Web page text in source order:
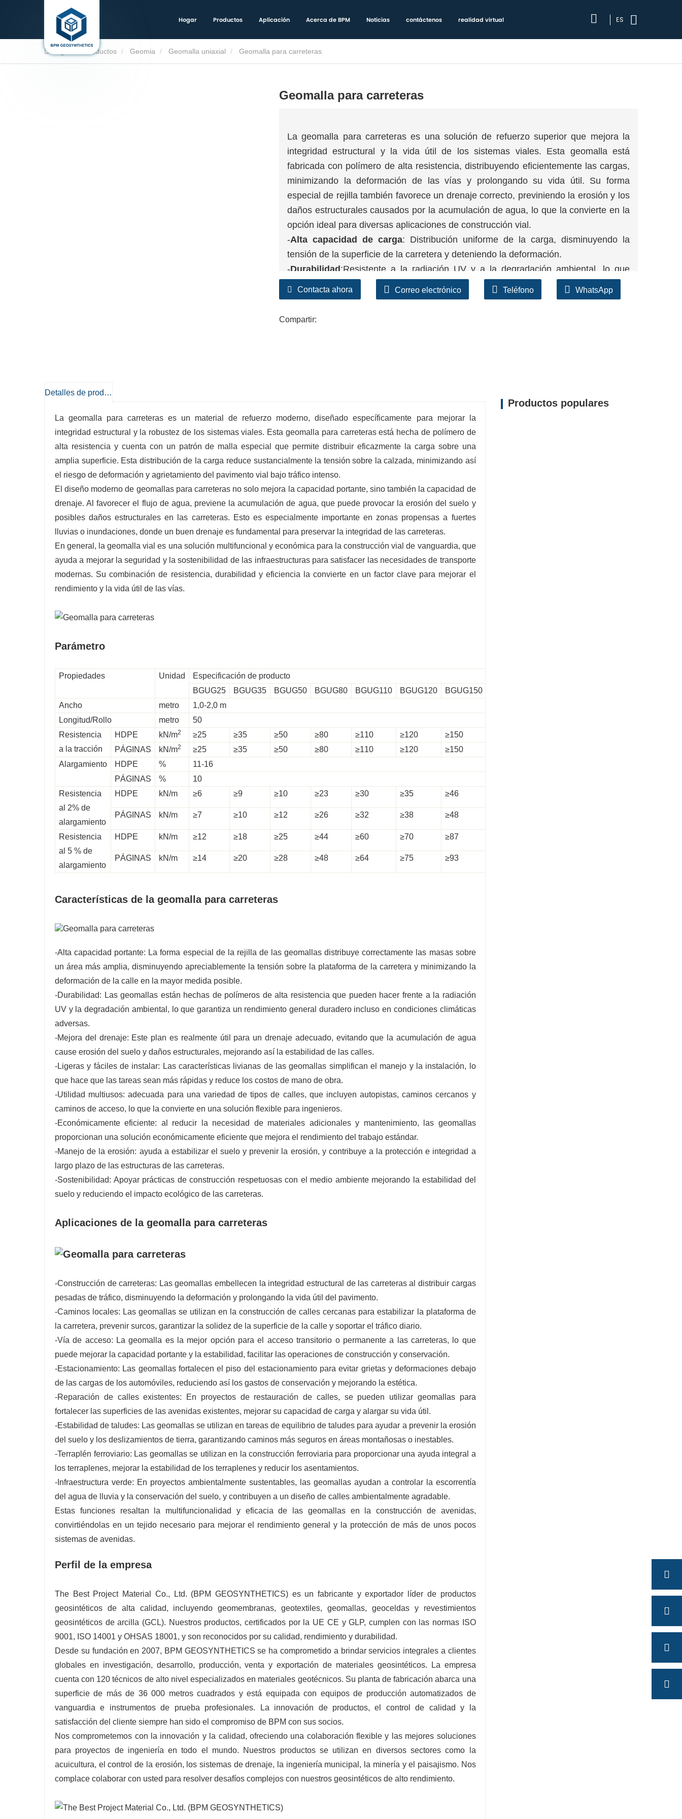
Hogar Productos Aplicación Acerca de BPM Noticias contáctenos realidad virtual ES
Productos Geomia Geomalla uniaxial Geomalla para carreteras
Geomalla para carreteras
La geomalla para carreteras es una solución de refuerzo superior que mejora la
integridad estructural y la vida útil de los sistemas viales. Esta geomalla está
fabricada con polímero de alta resistencia, distribuyendo eficientemente las cargas,
minimizando la deformación de las vías y prolongando su vida útil. Su forma
especial de rejilla también favorece un drenaje correcto, previniendo la erosión y los
daños estructurales causados ​​por la acumulación de agua, lo que la convierte en la
opción ideal para diversas aplicaciones de construcción vial.
-Alta capacidad de carga: Distribución uniforme de la carga, disminuyendo la
tensión de la superficie de la carretera y deteniendo la deformación.
-Durabilidad:Resistente a la radiación UV y a la degradación ambiental, lo que
garantiza un rendimiento duradero.
-Mejorar el drenaje
:Mejorar el flujo de agua, detener la erosión y mantener la
Contacta ahora Correo electrónico Teléfono WhatsApp
Compartir:
Detalles de producto
La geomalla para carreteras es un material de refuerzo moderno, diseñado específicamente para mejorar la
integridad estructural y la robustez de los sistemas viales. Esta geomalla para carreteras está hecha de polímero de
alta resistencia y cuenta con un patrón de malla especial que permite distribuir eficazmente la carga sobre una
amplia superficie. Esta distribución de la carga reduce sustancialmente la tensión sobre la calzada, minimizando así
el riesgo de deformación y agrietamiento del pavimento vial bajo tráfico intenso.
El diseño moderno de geomallas para carreteras no solo mejora la capacidad portante, sino también la capacidad de
drenaje. Al favorecer el flujo de agua, previene la acumulación de agua, que puede provocar la erosión del suelo y
posibles daños estructurales en las carreteras. Esto es especialmente importante en zonas propensas a fuertes
lluvias o inundaciones, donde un buen drenaje es fundamental para preservar la integridad de las carreteras.
En general, la geomalla vial es una solución multifuncional y económica para la construcción vial de vanguardia, que
ayuda a mejorar la seguridad y la sostenibilidad de las infraestructuras para satisfacer las necesidades de transporte
modernas. Su combinación de resistencia, durabilidad y eficiencia la convierte en un factor clave para mejorar el
rendimiento y la vida útil de las vías.
Parámetro
Propiedades Unidad
Especificación de producto
BGUG25
BGUG35 BGUG50 BGUG80 BGUG110 BGUG120
BGUG150
Ancho
metro
1,0-2,0 m
Longitud/Rollo
metro
50
Resistencia
a la tracción
HDPE kN/m2 ≥25 ≥35 ≥50 ≥80 ≥110 ≥120
≥150
PÁGINAS
kN/m2 ≥25 ≥35 ≥50 ≥80 ≥110 ≥120
≥150
Alargamiento
HDPE %
11-16
PÁGINAS
%
10
Resistencia
al 2% de
alargamiento
HDPE kN/m ≥6 ≥9 ≥10 ≥23 ≥30 ≥35 ≥46
PÁGINAS kN/m ≥7 ≥10 ≥12 ≥26 ≥32 ≥38 ≥48
Resistencia
al 5 % de
alargamiento
HDPE kN/m ≥12 ≥18 ≥25 ≥44 ≥60 ≥70 ≥87
PÁGINAS kN/m ≥14 ≥20 ≥28 ≥48 ≥64 ≥75 ≥93
Características de la geomalla para carreteras
-Alta capacidad portante: La forma especial de la rejilla de las geomallas distribuye correctamente las masas sobre
un área más amplia, disminuyendo apreciablemente la tensión sobre la plataforma de la carretera y minimizando la
deformación de la calle en la mayor medida posible.
-Durabilidad: Las geomallas están hechas de polímeros de alta resistencia que pueden hacer frente a la radiación
UV y la degradación ambiental, lo que garantiza un rendimiento general duradero incluso en condiciones climáticas
adversas.
-Mejora del drenaje: Este plan es realmente útil para un drenaje adecuado, evitando que la acumulación de agua
cause erosión del suelo y daños estructurales, mejorando así la estabilidad de las calles.
-Ligeras y fáciles de instalar: Las características livianas de las geomallas simplifican el manejo y la instalación, lo
que hace que las tareas sean más rápidas y reduce los costos de mano de obra.
-Utilidad multiusos: adecuada para una variedad de tipos de calles, que incluyen autopistas, caminos cercanos y
caminos de acceso, lo que la convierte en una solución flexible para ingenieros.
-Económicamente eficiente: al reducir la necesidad de materiales adicionales y mantenimiento, las geomallas
proporcionan una solución económicamente eficiente que mejora el rendimiento del trabajo estándar.
-Manejo de la erosión: ayuda a estabilizar el suelo y prevenir la erosión, y contribuye a la protección e integridad a
largo plazo de las estructuras de las carreteras.
-Sostenibilidad: Apoyar prácticas de construcción respetuosas con el medio ambiente mejorando la estabilidad del
suelo y reduciendo el impacto ecológico de las carreteras.
Aplicaciones de la geomalla para carreteras
-Construcción de carreteras: Las geomallas embellecen la integridad estructural de las carreteras al distribuir cargas
pesadas de tráfico, disminuyendo la deformación y prolongando la vida útil del pavimento.
-Caminos locales: Las geomallas se utilizan en la construcción de calles cercanas para estabilizar la plataforma de
la carretera, prevenir surcos, garantizar la solidez de la superficie de la calle y soportar el tráfico diario.
-Vía de acceso: La geomalla es la mejor opción para el acceso transitorio o permanente a las carreteras, lo que
puede mejorar la capacidad portante y la estabilidad, facilitar las operaciones de construcción y conservación.
-Estacionamiento: Las geomallas fortalecen el piso del estacionamiento para evitar grietas y deformaciones debajo
de las cargas de los automóviles, reduciendo así los gastos de conservación y mejorando la estética.
-Reparación de calles existentes: En proyectos de restauración de calles, se pueden utilizar geomallas para
fortalecer las superficies de las avenidas existentes, mejorar su capacidad de carga y alargar su vida útil.
-Estabilidad de taludes: Las geomallas se utilizan en tareas de equilibrio de taludes para ayudar a prevenir la erosión
del suelo y los deslizamientos de tierra, garantizando caminos más seguros en áreas montañosas o inestables.
-Terraplén ferroviario: Las geomallas se utilizan en la construcción ferroviaria para proporcionar una ayuda integral a
los terraplenes, mejorar la estabilidad de los terraplenes y reducir los asentamientos.
-Infraestructura verde: En proyectos ambientalmente sustentables, las geomallas ayudan a controlar la escorrentía
del agua de lluvia y la conservación del suelo, y contribuyen a un diseño de calles ambientalmente agradable.
Estas funciones resaltan la multifuncionalidad y eficacia de las geomallas en la construcción de avenidas,
convirtiéndolas en un tejido necesario para mejorar el rendimiento general y la protección de más de unos pocos
sistemas de avenidas.
Perfil de la empresa
The Best Project Material Co., Ltd. (BPM GEOSYNTHETICS) es un fabricante y exportador líder de productos
geosintéticos de alta calidad, incluyendo geomembranas, geotextiles, geomallas, geoceldas y revestimientos
geosintéticos de arcilla (GCL). Nuestros productos, certificados por la UE CE y GLP, cumplen con las normas ISO
9001, ISO 14001 y OHSAS 18001, y son reconocidos por su calidad, rendimiento y durabilidad.
Desde su fundación en 2007, BPM GEOSYNTHETICS se ha comprometido a brindar servicios integrales a clientes
globales en investigación, desarrollo, producción, venta y exportación de materiales geosintéticos. La empresa
cuenta con 120 técnicos de alto nivel especializados en materiales geotécnicos. Su planta de fabricación abarca una
superficie de más de 36 000 metros cuadrados y está equipada con equipos de producción automatizados de
vanguardia e instrumentos de prueba profesionales. La innovación de productos, el control de calidad y la
satisfacción del cliente siempre han sido el compromiso de BPM con sus socios.
Nos comprometemos con la innovación y la calidad, ofreciendo una colaboración flexible y las mejores soluciones
para proyectos de ingeniería en todo el mundo. Nuestros productos se utilizan en diversos sectores como la
acuicultura, el control de la erosión, los sistemas de drenaje, la ingeniería municipal, la minería y el paisajismo. Nos
complace colaborar con usted para resolver desafíos complejos con nuestros geosintéticos de alto rendimiento.
Productos populares